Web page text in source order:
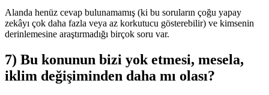
Alanda henüz cevap bulunamamış (ki bu soruların çoğu yapay
zekâyı çok daha fazla veya az korkutucu gösterebilir) ve kimsenin
derinlemesine araştırmadığı birçok soru var.
7) Bu konunun bizi yok etmesi, mesela,
iklim değişiminden daha mı olası?